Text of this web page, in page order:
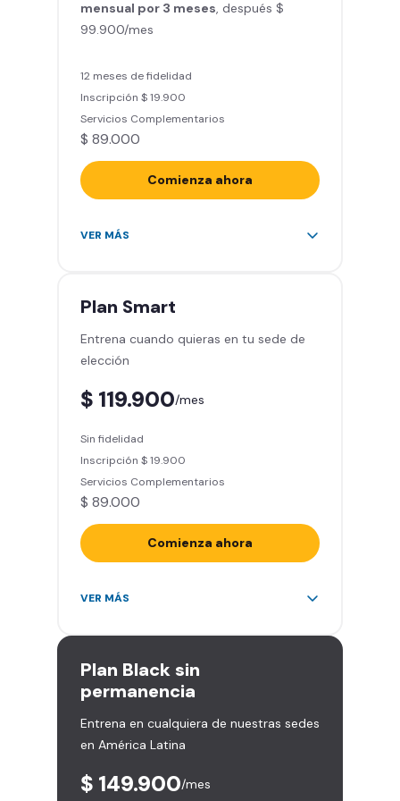
Clases grupales con profesores*
(Sujeto a disponibilidad de salón
Acceso a todas las áreas de la
sede
mensual por 3 meses , después $
99.900/mes
12 meses de fidelidad
Inscripción $ 19.900
Servicios Complementarios
$ 89.000
Comienza ahora
Acceso ilimitado a más de 2.000
Smart Spa (Relájate en los sillones
de masajes)
Descuentos especiales en marcas
Smart Fit App (Tu plan de
Clases grupales con profesores*
(Sujeto a disponibilidad de salón
en cada sede)
Acceso a todas las áreas de la
VER MÁS
Plan Smart
Entrena cuando quieras en tu sede de
elección
$ 119.900/mes
Sin fidelidad
Inscripción $ 19.900
Servicios Complementarios
$ 89.000
Comienza ahora
Acceso ilimitado a más de 2.000
Derecho a traer un invitado 5
Smart Spa (Relájate en los sillones
de masajes)
Descuentos especiales en marcas
aliadas
entrenamiento personalizado)
VER MÁS
Plan Black sin
permanencia
Entrena en cualquiera de nuestras sedes
en América Latina
$ 149.900/mes